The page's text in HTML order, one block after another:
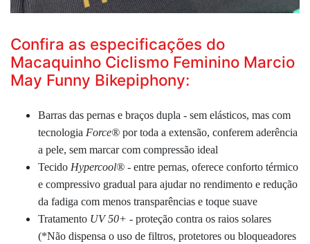
Confira as especificações do
Macaquinho Ciclismo Feminino Marcio
May Funny Bikepiphony:
Barras das pernas e braços dupla - sem elásticos, mas com
tecnologia Force® por toda a extensão, conferem aderência
a pele, sem marcar com compressão ideal
Tecido Hypercool® - entre pernas, oferece conforto térmico
e compressivo gradual para ajudar no rendimento e redução
da fadiga com menos transparências e toque suave
Tratamento UV 50+ - proteção contra os raios solares
(*Não dispensa o uso de filtros, protetores ou bloqueadores